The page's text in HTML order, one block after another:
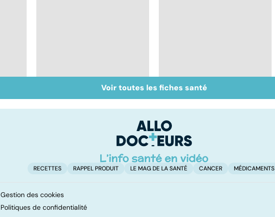
Vivre après un
cancer
Stress, fatigue,
accident... Malades
Voir toutes les fiches santé
RECETTES RAPPEL PRODUIT LE MAG DE LA SANTÉ CANCER MÉDICAMENTS
Gestion des cookies
Politiques de confidentialité